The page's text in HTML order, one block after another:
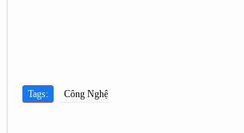
Tags: Công Nghệ